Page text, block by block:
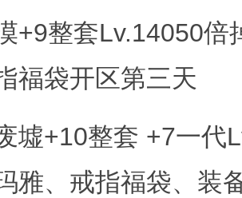
+9整套Lv.14050倍
福袋开区第三天
墟+10整套 +7一代
雅、戒指福袋、装